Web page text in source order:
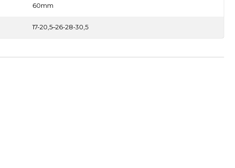
60mm
17-20,5–26-28-30,5